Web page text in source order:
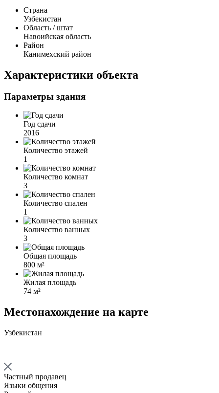
Страна
Узбекистан
Область / штат
Навоийская область
Район
Канимехский район
Характеристики объекта
Параметры здания
Год сдачи
2016
Количество этажей
1
Количество комнат
3
Количество спален
1
Количество ванных
3
Общая площадь
800 м²
Жилая площадь
74 м²
Местонахождение на карте
Узбекистан
Частный продавец
Языки общения